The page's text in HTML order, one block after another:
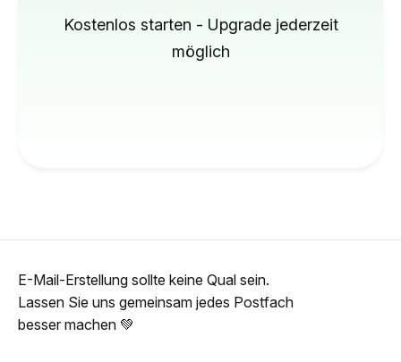
Kostenlos starten - Upgrade jederzeit
möglich
E-Mail-Erstellung sollte keine Qual sein.
Lassen Sie uns gemeinsam jedes Postfach
besser machen 💚